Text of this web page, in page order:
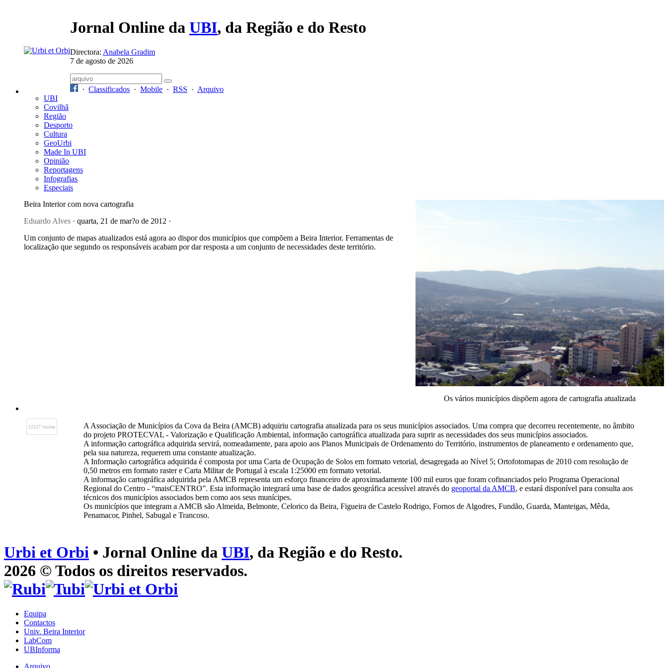
Jornal Online da UBI, da Região e do Resto
Directora: Anabela Gradim
7 de agosto de 2026
· Classificados · Mobile · RSS · Arquivo
UBI
Covilhã
Região
Desporto
Cultura
GeoUrbi
Made In UBI
Opinião
Reportagens
Infografias
Especiais
Beira Interior com nova cartografia
Eduardo Alves · quarta, 21 de mar?o de 2012 ·
Um conjunto de mapas atualizados está agora ao dispor dos municípios que compõem a Beira Interior. Ferramentas de
localização que segundo os responsáveis acabam por dar resposta a um conjunto de necessidades deste território.
Os vários municípios dispõem agora de cartografia atualizada
22127 visitas
A Associação de Municípios da Cova da Beira (AMCB) adquiriu cartografia atualizada para os seus municípios associados. Uma compra que decorreu recentemente, no âmbito
do projeto PROTECVAL ‐ Valorização e Qualificação Ambiental, informação cartográfica atualizada para suprir as necessidades dos seus municípios associados.
A informação cartográfica adquirida servirá, nomeadamente, para apoio aos Planos Municipais de Ordenamento do Território, instrumentos de planeamento e ordenamento que,
pela sua natureza, requerem uma constante atualização.
A Informação cartográfica adquirida é composta por uma Carta de Ocupação de Solos em formato vetorial, desagregada ao Nível 5; Ortofotomapas de 2010 com resolução de
0,50 metros em formato raster e Carta Militar de Portugal à escala 1:25000 em formato vetorial.
A informação cartográfica adquirida pela AMCB representa um esforço financeiro de aproximadamente 100 mil euros que foram cofinanciados pelo Programa Operacional
Regional do Centro ‐ “maisCENTRO”. Esta informação integrará uma base de dados geográfica acessível através do geoportal da AMCB, e estará disponível para consulta aos
técnicos dos municípios associados bem como aos seus munícipes.
Os municípios que integram a AMCB são Almeida, Belmonte, Celorico da Beira, Figueira de Castelo Rodrigo, Fornos de Algodres, Fundão, Guarda, Manteigas, Mêda,
Penamacor, Pinhel, Sabugal e Trancoso.
Urbi et Orbi • Jornal Online da UBI, da Região e do Resto.
2026 © Todos os direitos reservados.
Equipa
Contactos
Univ. Beira Interior
LabCom
UBInforma
Arquivo